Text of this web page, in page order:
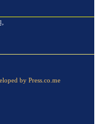
by Press.co.me